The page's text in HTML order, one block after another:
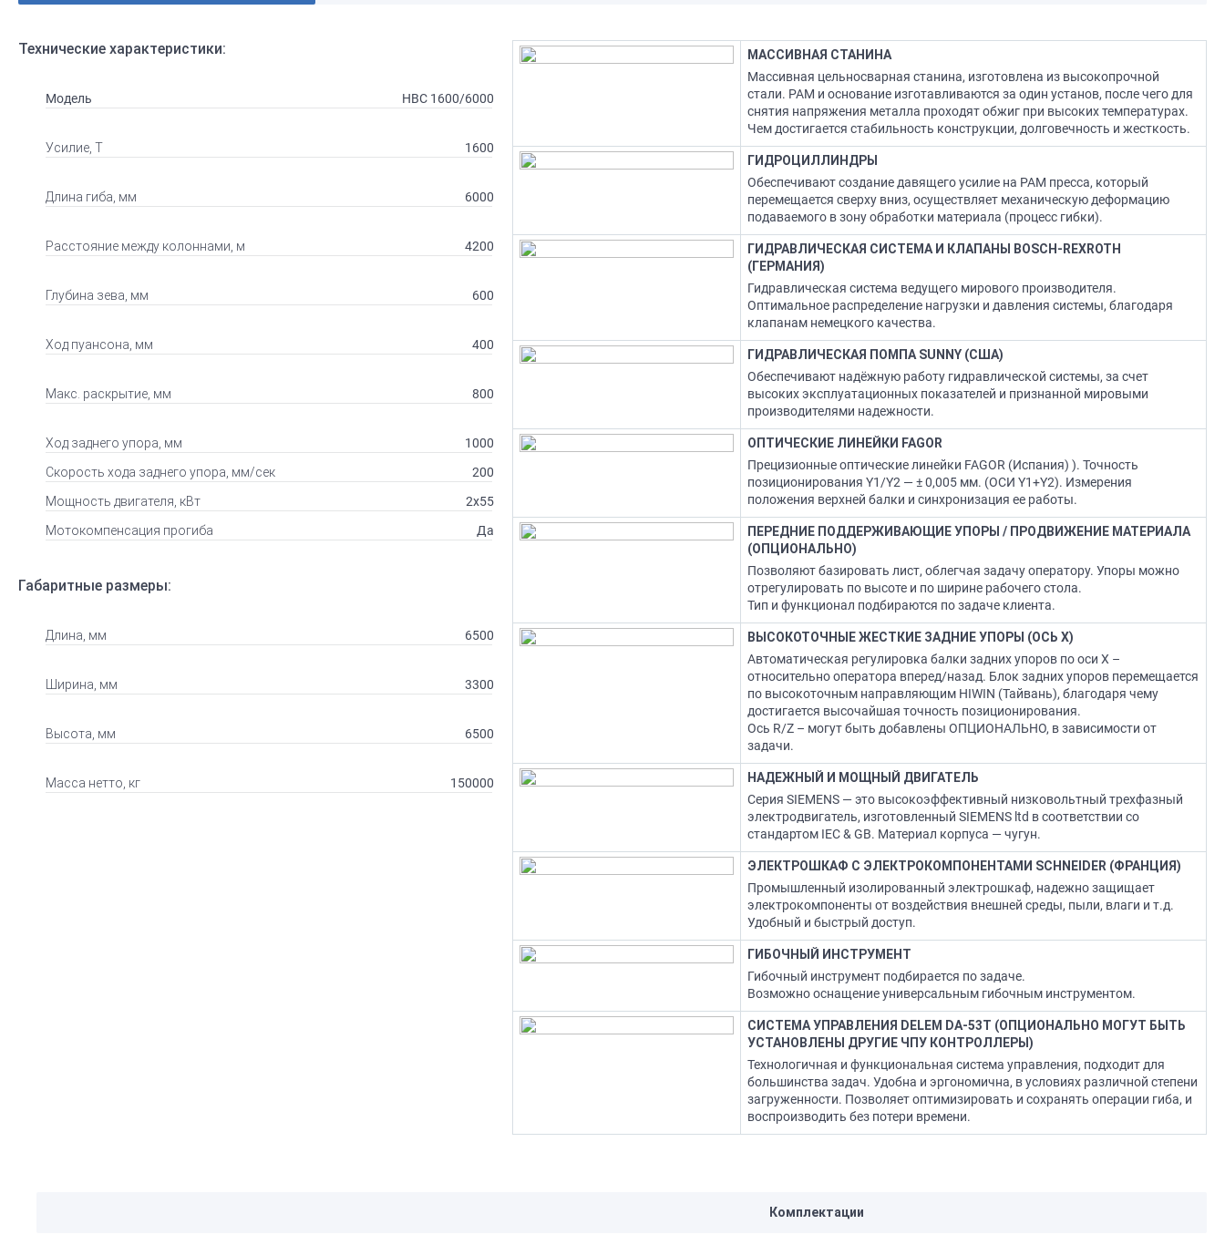
Технические характеристики:
Модель HBC 1600/6000
Усилие, Т 1600
Длина гиба, мм 6000
Расстояние между колоннами, м 4200
Глубина зева, мм 600
Ход пуансона, мм 400
Макс. раскрытие, мм 800
Ход заднего упора, мм 1000
Скорость хода заднего упора, мм/сек 200
Мощность двигателя, кВт 2х55
Мотокомпенсация прогиба Да
Габаритные размеры:
Длина, мм 6500
Ширина, мм 3300
Высота, мм 6500
Масса нетто, кг 150000
МАССИВНАЯ СТАНИНА
Массивная цельносварная станина, изготовлена из высокопрочной
стали. РАМ и основание изготавливаются за один установ, после чего для
снятия напряжения металла проходят обжиг при высоких температурах.
Чем достигается стабильность конструкции, долговечность и жесткость.
ГИДРОЦИЛЛИНДРЫ
Обеспечивают создание давящего усилие на РАМ пресса, который
перемещается сверху вниз, осуществляет механическую деформацию
подаваемого в зону обработки материала (процесс гибки).
ГИДРАВЛИЧЕСКАЯ СИСТЕМА И КЛАПАНЫ BOSCH-REXROTH
(ГЕРМАНИЯ)
Гидравлическая система ведущего мирового производителя.
Оптимальное распределение нагрузки и давления системы, благодаря
клапанам немецкого качества.
ГИДРАВЛИЧЕСКАЯ ПОМПА SUNNY (США)
Обеспечивают надёжную работу гидравлической системы, за счет
высоких эксплуатационных показателей и признанной мировыми
производителями надежности.
ОПТИЧЕСКИЕ ЛИНЕЙКИ FAGOR
Прецизионные оптические линейки FAGOR (Испания) ). Точность
позиционирования Y1/Y2 — ± 0,005 мм. (ОСИ Y1+Y2). Измерения
положения верхней балки и синхронизация ее работы.
ПЕРЕДНИЕ ПОДДЕРЖИВАЮЩИЕ УПОРЫ / ПРОДВИЖЕНИЕ МАТЕРИАЛА
(ОПЦИОНАЛЬНО)
Позволяют базировать лист, облегчая задачу оператору. Упоры можно
отрегулировать по высоте и по ширине рабочего стола.
Тип и функционал подбираются по задаче клиента.
ВЫСОКОТОЧНЫЕ ЖЕСТКИЕ ЗАДНИЕ УПОРЫ (ОСЬ Х)
Автоматическая регулировка балки задних упоров по оси Х –
относительно оператора вперед/назад. Блок задних упоров перемещается
по высокоточным направляющим HIWIN (Тайвань), благодаря чему
достигается высочайшая точность позиционирования.
Ось R/Z – могут быть добавлены ОПЦИОНАЛЬНО, в зависимости от
задачи.
НАДЕЖНЫЙ И МОЩНЫЙ ДВИГАТЕЛЬ
Серия SIEMENS — это высокоэффективный низковольтный трехфазный
электродвигатель, изготовленный SIEMENS ltd в соответствии со
стандартом IEC & GB. Материал корпуса — чугун.
ЭЛЕКТРОШКАФ С ЭЛЕКТРОКОМПОНЕНТАМИ SCHNEIDER (ФРАНЦИЯ)
Промышленный изолированный электрошкаф, надежно защищает
электрокомпоненты от воздействия внешней среды, пыли, влаги и т.д.
Удобный и быстрый доступ.
ГИБОЧНЫЙ ИНСТРУМЕНТ
Гибочный инструмент подбирается по задаче.
Возможно оснащение универсальным гибочным инструментом.
СИСТЕМА УПРАВЛЕНИЯ DELEM DA-53T (ОПЦИОНАЛЬНО МОГУТ БЫТЬ
УСТАНОВЛЕНЫ ДРУГИЕ ЧПУ КОНТРОЛЛЕРЫ)
Технологичная и функциональная система управления, подходит для
большинства задач. Удобна и эргономична, в условиях различной степени
загруженности. Позволяет оптимизировать и сохранять операции гиба, и
воспроизводить без потери времени.
Комплектации